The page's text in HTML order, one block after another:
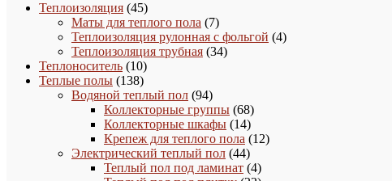
товаров
Теплоизоляция 4545
товаров
Маты для теплого пола 77
товаров
Теплоизоляция рулонная с фольгой 44
Теплоизоляция трубная 3434
Теплоноситель 1010
товаров
Теплые полы 138138
товаров
Водяной теплый пол 9494
товара
Коллекторные группы 6868
товаров
Коллекторные шкафы 1414
товаров
Крепеж для теплого пола 1212
Электрический теплый пол 4444
товара
Теплый пол под ламинат 44